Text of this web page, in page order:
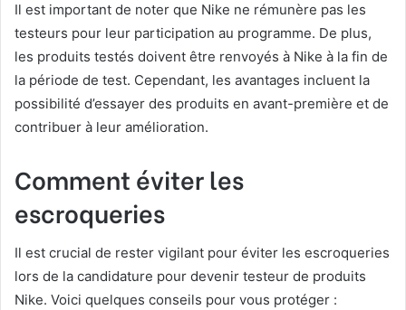
Il est important de noter que Nike ne rémunère pas les
testeurs pour leur participation au programme. De plus,
les produits testés doivent être renvoyés à Nike à la fin de
la période de test. Cependant, les avantages incluent la
possibilité d’essayer des produits en avant-première et de
contribuer à leur amélioration.
Comment éviter les
escroqueries
Il est crucial de rester vigilant pour éviter les escroqueries
lors de la candidature pour devenir testeur de produits
Nike. Voici quelques conseils pour vous protéger :